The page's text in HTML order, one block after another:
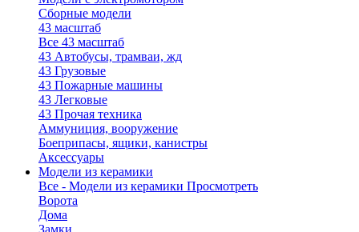
Сборные модели
43 масштаб
Все 43 масштаб
43 Автобусы, трамваи, жд
43 Грузовые
43 Пожарные машины
43 Легковые
43 Прочая техника
Аммуниция, вооружение
Боеприпасы, ящики, канистры
Аксессуары
Модели из керамики
Все - Модели из керамики Просмотреть
Ворота
Дома
Замки